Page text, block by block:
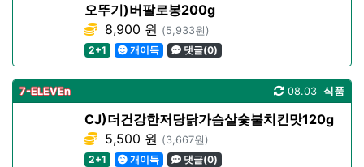
오뚜기)버팔로봉200g
8,900 원 (5,933원)
2+1
개이득 댓글(0)
7-ELEVEn 식품
08.03
CJ)더건강한저당닭가슴살숯불치킨맛120g
5,500 원 (3,667원)
2+1
개이득 댓글(0)